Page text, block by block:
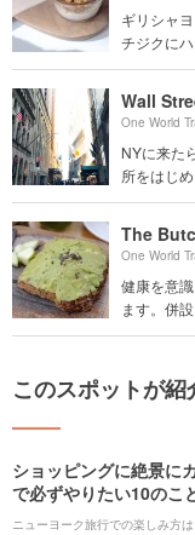
ギリシャ
チジクに
Wall
One World
NYに来た
所をはじ
The
One World
健康を意
ます。併
このスポットが
ショッピングに絶景に
で必ずやりたい10のこ
ニューヨーク旅行での楽しみ方